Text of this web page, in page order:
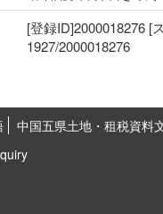
[登録ID]2000018276 [
1927/2000018276
中国五県土地・租税資料